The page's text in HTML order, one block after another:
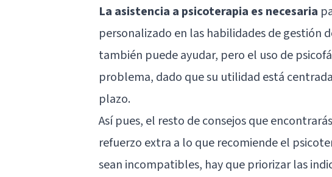
La asistencia a psicoterapia es necesaria
personalizado en las habilidades de gestión
también puede ayudar, pero el uso de
problema, dado que su utilidad está
plazo.
Así pues, el resto de consejos que
refuerzo extra a lo que recomiende el
sean incompatibles, hay que priorizar las